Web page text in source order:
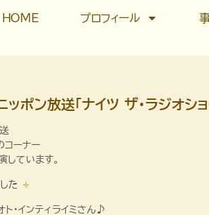
HOME プロフィール
放送「ナイツ ザ・ラジオショー
コーナー
しています。
た
・インティライミさん♪